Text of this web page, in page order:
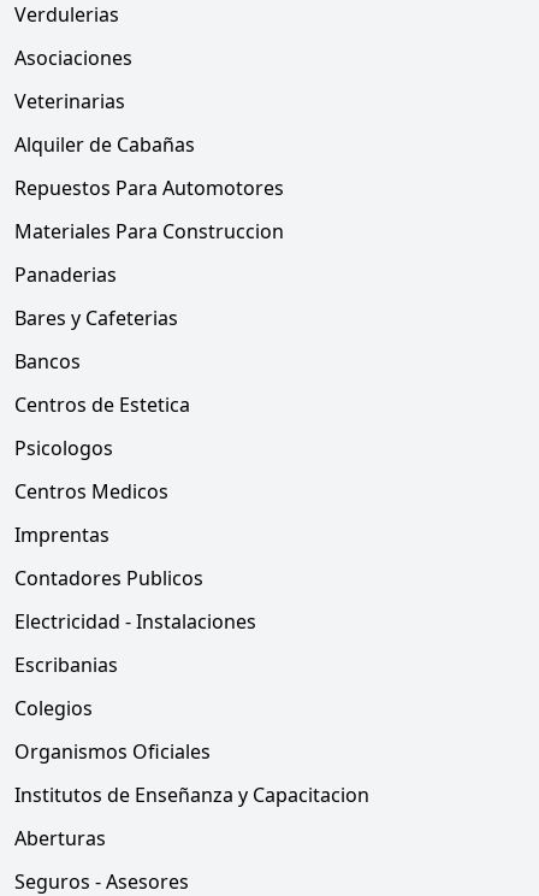
Verdulerias
Asociaciones
Veterinarias
Alquiler de Cabañas
Repuestos Para Automotores
Materiales Para Construccion
Panaderias
Bares y Cafeterias
Bancos
Centros de Estetica
Psicologos
Centros Medicos
Imprentas
Contadores Publicos
Electricidad - Instalaciones
Escribanias
Colegios
Organismos Oficiales
Institutos de Enseñanza y Capacitacion
Aberturas
Seguros - Asesores